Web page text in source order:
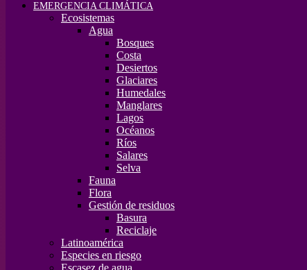
EMERGENCIA CLIMÁTICA
Ecosistemas
Agua
Bosques
Costa
Desiertos
Glaciares
Humedales
Manglares
Lagos
Océanos
Ríos
Salares
Selva
Fauna
Flora
Gestión de residuos
Basura
Reciclaje
Latinoamérica
Especies en riesgo
Escasez de agua